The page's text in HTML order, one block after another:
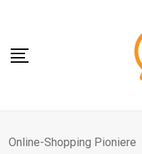
content
Online-Shopping Pioniere